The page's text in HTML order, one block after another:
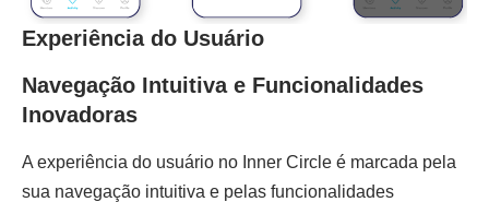
Experiência do Usuário
Navegação Intuitiva e Funcionalidades
Inovadoras
A experiência do usuário no Inner Circle é marcada pela
sua navegação intuitiva e pelas funcionalidades